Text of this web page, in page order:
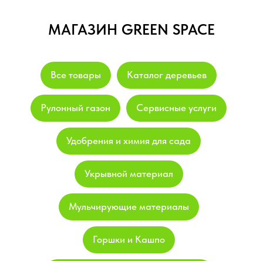
МАГАЗИН GREEN SPACE
Все товары Каталог деревьев
Рулонный газон Сервисные услуги
Удобрения и химия для сада
Укрывной материал
Мульчирующие материалы
Горшки и Кашпо